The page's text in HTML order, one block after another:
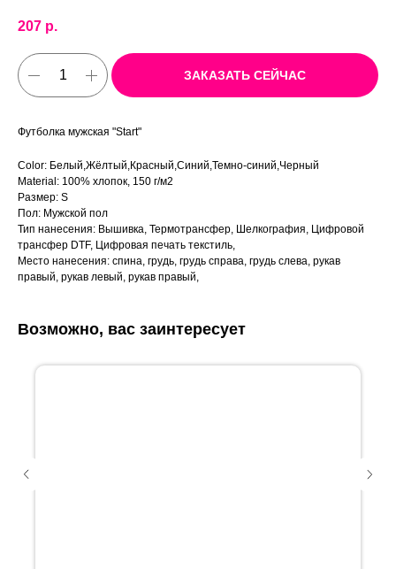
207 р.
ЗАКАЗАТЬ СЕЙЧАС
Футболка мужская "Start"
Color: Белый,Жёлтый,Красный,Синий,Темно-синий,Черный
Material: 100% хлопок, 150 г/м2
Размер: S
Пол: Мужской пол
Тип нанесения: Вышивка, Термотрансфер, Шелкография, Цифровой
трансфер DTF, Цифровая печать текстиль,
Место нанесения: спина, грудь, грудь справа, грудь слева, рукав
правый, рукав левый, рукав правый,
Возможно, вас заинтересует